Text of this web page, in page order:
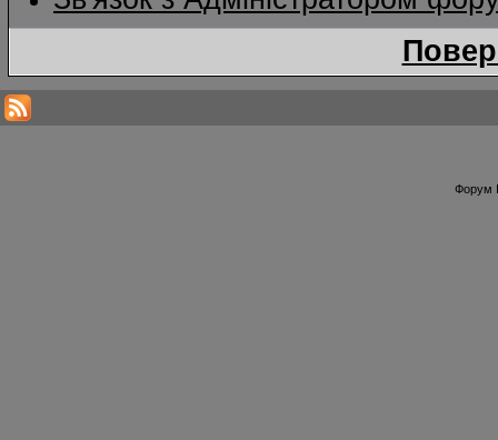
Форум